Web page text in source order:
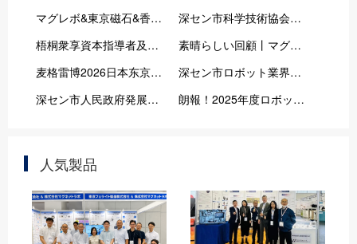
マグレボ&東京磁石&香磁磁業が2025ドイツ・ベルリンコイル展に出展！
深セン市科学技術協会の党グループメンバー、石興中副主席がマグレボに来て指導！
梧桐衆享資本指導者及び指導企業家はマグレボに進出：磁石の未来を共有し、協力発展を図る
素晴らしい回顧丨マグレボ2024上海国際電機展が円満に終了！
麦格雷博2026日本东京线圈及电机展览会TECHNO-FRONTIER圆满收官！
深セン市ロボット業界協会副秘書長譚博士一行がマグレボ&香磁磁業指導に来場！
深セン市人民政府発展研究センターの指導者がマグレボ指導活動に来場
朗報！2025年度ロボットコア技術革新賞受賞おめでとう
人気製品